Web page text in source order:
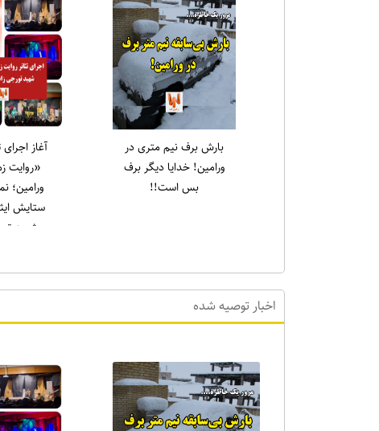
یادواره شهدای قیام ۱۵
خرداد در حرم مطهر
امام‌زاده جعفر برگزار شد
رسول
جمعه
نشین
که علی (ع)
اخبار توصیه شده